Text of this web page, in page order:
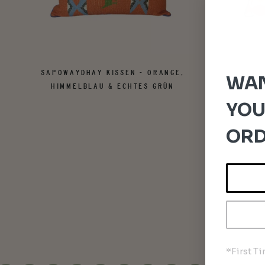
SAPOWAYDHAY KISSEN - ORANGE,
HIMMELBLAU & ECHTES GRÜN
*First